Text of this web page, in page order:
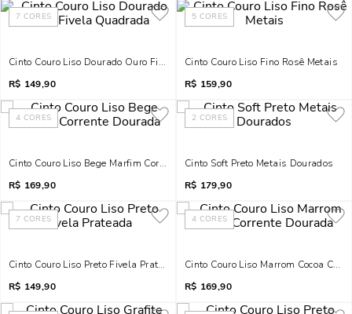
7 CORES
Cinto Couro Liso Dourado Ouro Fivela Quadrada
R$ 149,90
5 CORES
Cinto Couro Liso Fino Rosê Metais
R$ 159,90
4 CORES
Cinto Couro Liso Bege Marfim Corrente Dourada
R$ 169,90
2 CORES
Cinto Soft Preto Metais Dourados
R$ 179,90
7 CORES
Cinto Couro Liso Preto Fivela Prateada
R$ 149,90
4 CORES
Cinto Couro Liso Marrom Cocoa
R$ 169,90